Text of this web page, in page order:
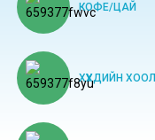
КОФЕ/ЦАЙ
ХҮҮХДИЙН ХООЛ